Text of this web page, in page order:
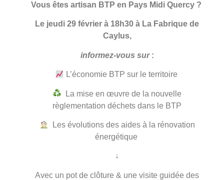
Vous êtes artisan BTP en Pays Midi Quercy ?
Le jeudi 29 février à 18h30 à La Fabrique de
Caylus,
informez-vous sur :
L’économie BTP sur le territoire
La mise en œuvre de la nouvelle
règlementation déchets dans le BTP
Les évolutions des aides à la rénovation
énergétique
↓
Avec un pot de clôture & une visite guidée des